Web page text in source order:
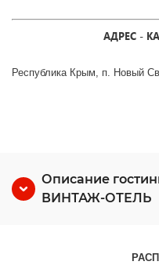
АДРЕС -
Республика Крым, п. Новый
Описание
ВИНТАЖ-ОТЕЛЬ